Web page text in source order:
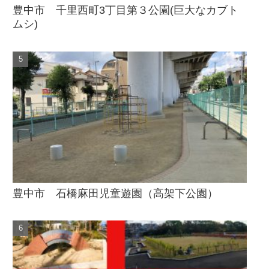
豊中市 千里西町3丁目第３公園(巨大なカブト
ムシ)
豊中市 石橋麻田児童遊園（高架下公園）